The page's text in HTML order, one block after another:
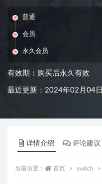
普通
会员
永久会员
有效期：购买后永久有效
最近更新：2024年02月04日
详情介绍 评论建议
当前位置： 首页 switch